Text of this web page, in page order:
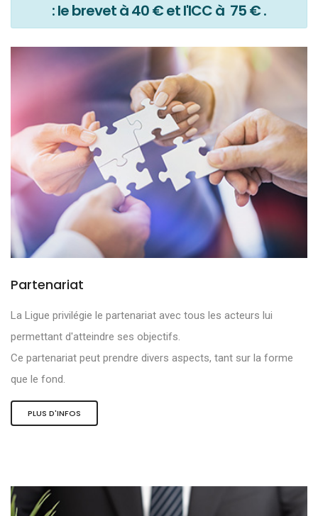
: le brevet à 40 € et l'ICC à 75 € .
Partenariat
La Ligue privilégie le partenariat avec tous les acteurs lui
permettant d'atteindre ses objectifs.
Ce partenariat peut prendre divers aspects, tant sur la forme
que le fond.
PLUS D'INFOS